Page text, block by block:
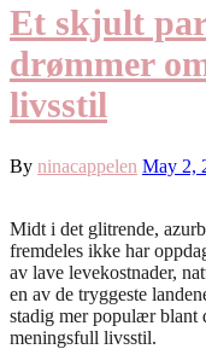
Et skjult
drømmer
livsstil
By ninacappelen May 2,
Midt i det glitrende,
fremdeles ikke har
av lave levekostnader,
en av de tryggeste
stadig mer populær blant
meningsfull livsstil.